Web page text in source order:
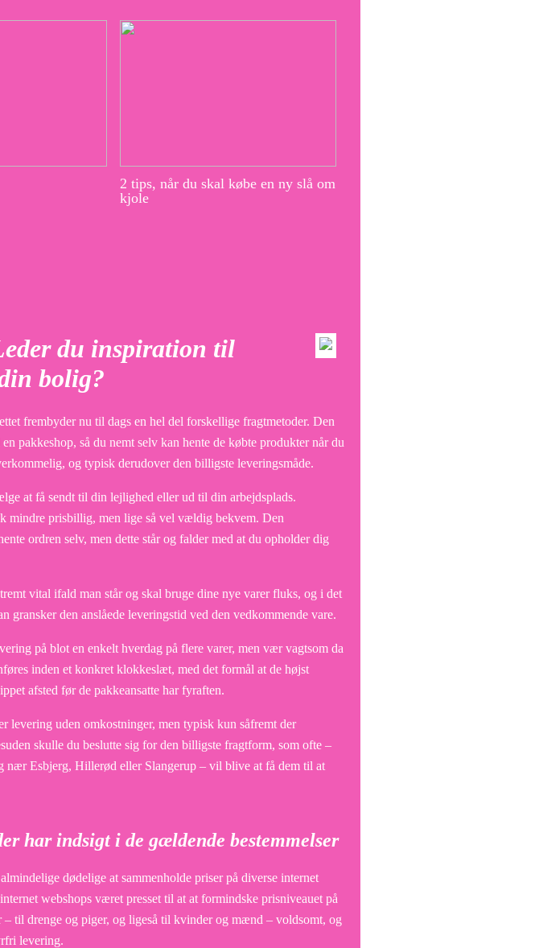
2 tips, når du skal købe en ny slå om
kjole
du inspiration til
bolig?
frembyder nu til dags en hel del forskellige fragtmetoder. Den
pakkeshop, så du nemt selv kan hente de købte produkter når du
og typisk derudover den billigste leveringsmåde.
at få sendt til din lejlighed eller ud til din arbejdsplads.
mindre prisbillig, men lige så vel vældig bekvem. Den
ordren selv, men dette står og falder med at du opholder dig
vital ifald man står og skal bruge dine nye varer fluks, og i det
gransker den anslåede leveringstid ved den vedkommende vare.
på blot en enkelt hverdag på flere varer, men vær vagtsom da
inden et konkret klokkeslæt, med det formål at de højst
afsted før de pakkeansatte har fyraften.
levering uden omkostninger, men typisk kun såfremt der
skulle du beslutte sig for den billigste fragtform, som ofte –
nær Esbjerg, Hillerød eller Slangerup – vil blive at få dem til at
har indsigt i de gældende bestemmelser
dødelige at sammenholde priser på diverse internet
webshops været presset til at at formindske prisniveauet på
– til drenge og piger, og ligeså til kvinder og mænd – voldsomt, og
levering.